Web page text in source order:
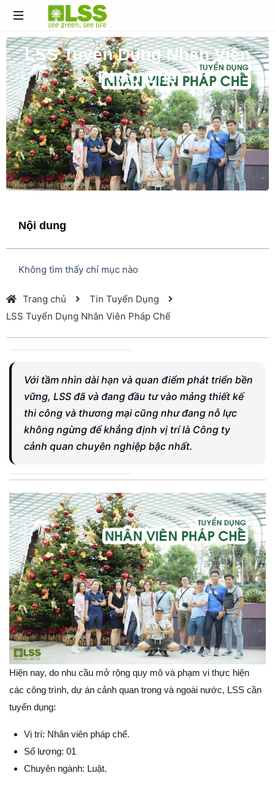
Đơn
vị
thiết
kế
&
thi
công
cảnh
quan
hàng
đầu
Việt
LSS Tuyển Dụng Nhân Viên
Pháp Chế
Trang chủ
Tin Tuyển Dụng
LSS Tuyển Dụng Nhân Viên Pháp Chế
Với tầm nhìn dài hạn và quan điểm phát triển bền
vững, LSS đã và đang đầu tư vào mảng thiết kế
thi công và thương mại cũng như đang nỗ lực
không ngừng để khẳng định vị trí là Công ty
cảnh quan chuyên nghiệp bậc nhất.
Hiện nay, do nhu cầu mở rộng quy mô và phạm vi thực hiện
các công trình, dự án cảnh quan trong và ngoài nước, LSS cần
tuyển dụng:
Vị trí: Nhân viên pháp chế.
Số lượng: 01
Chuyên ngành: Luật.
Nội dung
Không tìm thấy chỉ mục nào